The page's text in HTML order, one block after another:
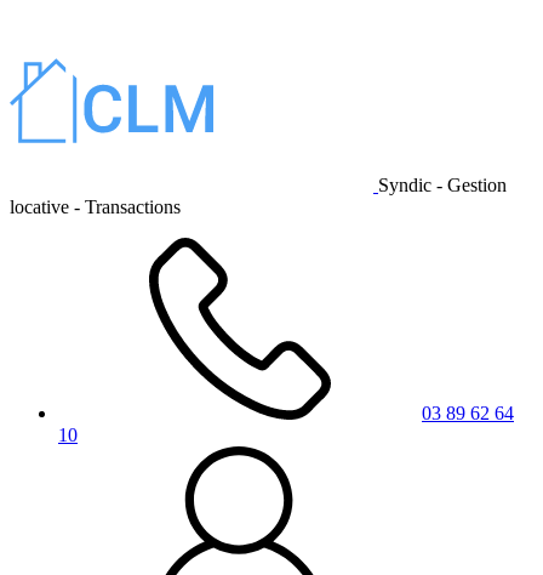
Syndic - Gestion
locative - Transactions
03 89 62 64
10